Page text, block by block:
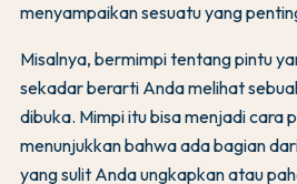
menyampaikan sesuatu yang
Misalnya, bermimpi tentang pintu
sekadar berarti Anda melihat
dibuka. Mimpi itu bisa menjadi cara
menunjukkan bahwa ada bagian
yang sulit Anda ungkapkan atau